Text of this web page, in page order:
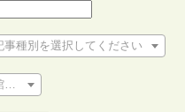
事種別を選択してください
を選択してください